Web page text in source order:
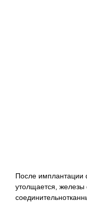
После имплантации
утолщается, железы